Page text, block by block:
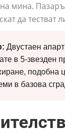
мина.
да тестват
Двустаен
в 5-звезден
подобна
в базова